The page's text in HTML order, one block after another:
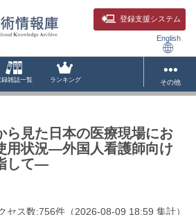
登録支援システム
English
録雑誌一覧 ランキング その他
ら見た日本の医療現場にお
用状況―外国人看護師向け
して―
セス数:756件 （2026-08-09 18:59 集計）